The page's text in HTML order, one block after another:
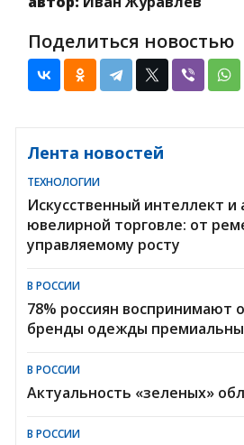
Поделиться новостью
Лента новостей
ТЕХНОЛОГИИ
Искусственный интеллект и
ювелирной торговле: от
управляемому росту
В РОССИИ
78% россиян воспринимают
бренды одежды
В РОССИИ
Актуальность «зеленых»
В РОССИИ